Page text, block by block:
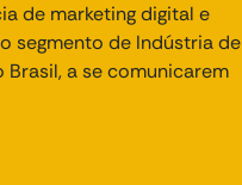
de marketing digital e
segmento de Indústria de
a se comunicarem